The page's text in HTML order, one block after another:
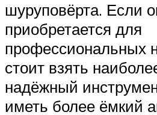
шуруповёрта. Если
приобретается для
профессиональных
стоит взять
надёжный
иметь более ёмкий